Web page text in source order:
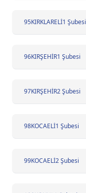
95KIRKLARELİ1 Şubesi
96KIRŞEHİR1 Şubesi
97KIRŞEHİR2 Şubesi
98KOCAELİ1 Şubesi
99KOCAELİ2 Şubesi